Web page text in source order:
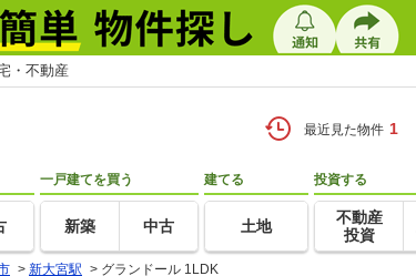
・不動産
最近見た物件 1
一戸建てを買う
新築 中古
建てる
土地
投資する
不動産
投資
> 新大宮駅 > グランドール 1LDK